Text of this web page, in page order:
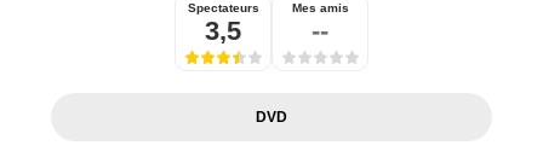
Spectateurs
3,5
Mes amis
--
DVD